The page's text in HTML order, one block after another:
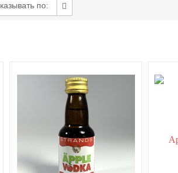
по: